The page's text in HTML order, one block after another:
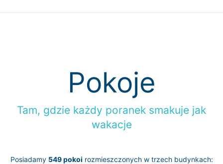
Pokoje
Tam, gdzie każdy poranek smakuje jak
wakacje
Posiadamy 549 pokoi rozmieszczonych w trzech budynkach: